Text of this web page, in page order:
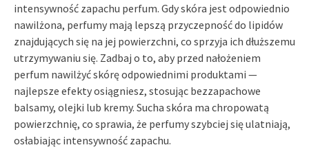
intensywność zapachu perfum. Gdy skóra jest odpowiednio
nawilżona, perfumy mają lepszą przyczepność do lipidów
znajdujących się na jej powierzchni, co sprzyja ich dłuższemu
utrzymywaniu się. Zadbaj o to, aby przed nałożeniem
perfum nawilżyć skórę odpowiednimi produktami —
najlepsze efekty osiągniesz, stosując bezzapachowe
balsamy, olejki lub kremy. Sucha skóra ma chropowatą
powierzchnię, co sprawia, że perfumy szybciej się ulatniają,
osłabiając intensywność zapachu.